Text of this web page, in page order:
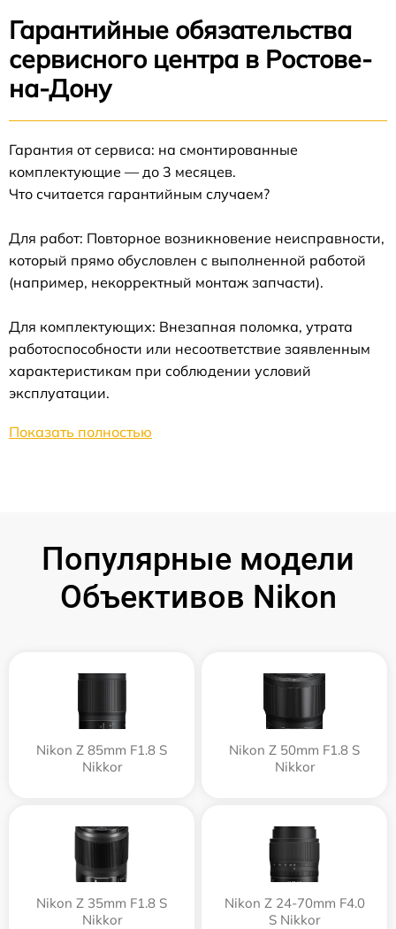
Гарантийные обязательства
сервисного центра в Ростове-
на-Дону
Гарантия от сервиса: на смонтированные
комплектующие — до 3 месяцев.
Что считается гарантийным случаем?
Для работ: Повторное возникновение неисправности,
который прямо обусловлен с выполненной работой
(например, некорректный монтаж запчасти).
Для комплектующих: Внезапная поломка, утрата
работоспособности или несоответствие заявленным
характеристикам при соблюдении условий
эксплуатации.
Показать полностью
Популярные модели
Объективов Nikon
Nikon Z 85mm F1.8 S
Nikkor
Nikon Z 50mm F1.8 S
Nikkor
Nikon Z 35mm F1.8 S
Nikkor
Nikon Z 24-70mm F4.0
S Nikkor